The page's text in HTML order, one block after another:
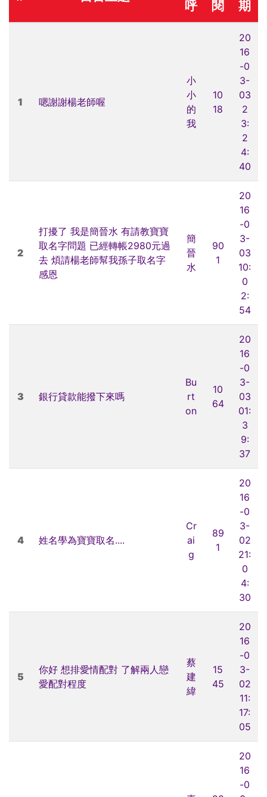
呼
閱
期
1 嗯謝謝楊老師喔
小
小
的
我
10
18
20
16
-0
3-
03
2
3:
2
4:
40
2
打擾了 我是簡晉水 有請教寶寶
取名字問題 已經轉帳2980元過
去 煩請楊老師幫我孫子取名字
感恩
簡
晉
水
90
1
20
16
-0
3-
03
10:
0
2:
54
3 銀行貸款能撥下來嗎
Bu
rt
on
10
64
20
16
-0
3-
03
01:
3
9:
37
4 姓名學為寶寶取名....
Cr
ai
g
89
1
20
16
-0
3-
02
21:
0
4:
30
5
你好 想排愛情配對 了解兩人戀
愛配對程度
蔡
建
緯
15
45
20
16
-0
3-
02
11:
17:
05
20
16
-0